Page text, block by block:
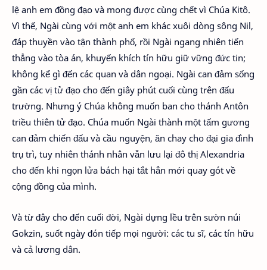
lệ anh em đồng đạo và mong được cùng chết vì Chúa Kitô.
Vì thế, Ngài cùng với một anh em khác xuôi dòng sông Nil,
đáp thuyền vào tận thành phố, rồi Ngài ngang nhiên tiến
thẳng vào tòa án, khuyến khích tín hữu giữ vững đức tin;
không kể gì đến các quan và dân ngoại. Ngài can đảm sống
gần các vị tử đạo cho đến giây phút cuối cùng trên đấu
trường. Nhưng ý Chúa không muốn ban cho thánh Antôn
triều thiên tử đạo. Chúa muốn Ngài thành một tấm gương
can đảm chiến đấu và cầu nguyện, ăn chay cho đại gia đình
trụ trì, tuy nhiên thánh nhân vẫn lưu lại đô thị Alexandria
cho đến khi ngọn lửa bách hại tắt hẳn mới quay gót về
cộng đồng của mình.
Và từ đây cho đến cuối đời, Ngài dựng lều trên sườn núi
Gokzin, suốt ngày đón tiếp mọi người: các tu sĩ, các tín hữu
và cả lương dân.